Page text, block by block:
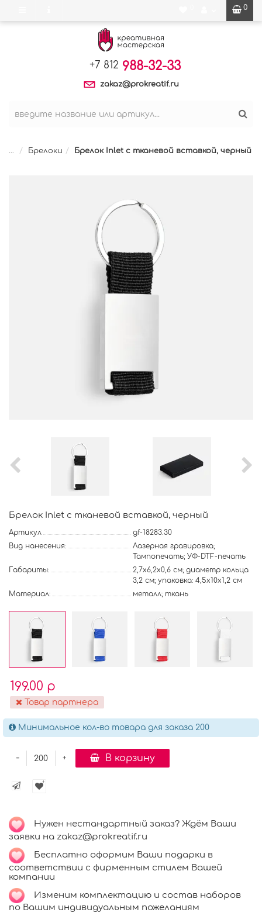
0
+7 812 988-32-33
zakaz@prokreatif.ru
... Брелоки Брелок Inlet с тканевой вставкой, черный
Брелок Inlet с тканевой вставкой, черный
Артикул
gf-18283.30
Вид нанесения:
Лазерная гравировка;
Тампопечать; УФ-DTF-печать
Габариты:
2,7x6,2x0,6 см; диаметр кольца
3,2 см; упаковка: 4,5x10x1,2 см
Материал:
металл; ткань
199.00 р
Товар партнера
Минимальное кол-во товара для заказа 200
+
- В корзину
Нужен нестандартный заказ? Ждём Ваши
заявки на zakaz@prokreatif.ru
Бесплатно оформим Ваши подарки в
соответствии с фирменным стилем Вашей
компании
Изменим комплектацию и состав наборов
по Вашим индивидуальным пожеланиям